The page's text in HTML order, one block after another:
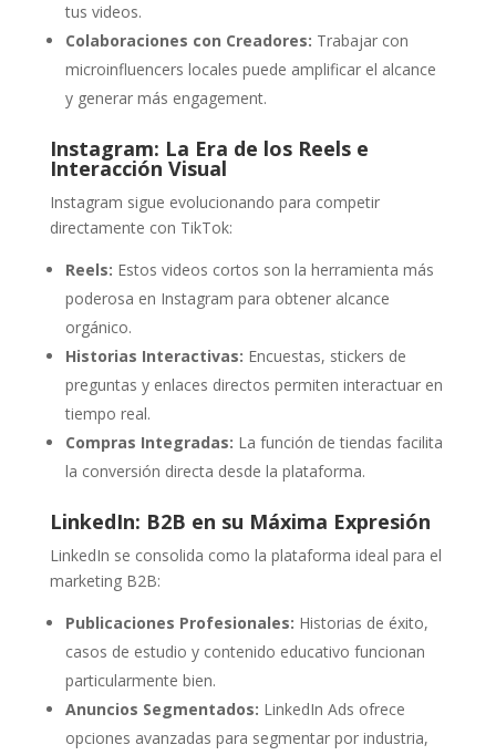
tus videos.
Colaboraciones con Creadores: Trabajar con
microinfluencers locales puede amplificar el alcance
y generar más engagement.
Instagram: La Era de los Reels e
Interacción Visual
Instagram sigue evolucionando para competir
directamente con TikTok:
Reels: Estos videos cortos son la herramienta más
poderosa en Instagram para obtener alcance
orgánico.
Historias Interactivas: Encuestas, stickers de
preguntas y enlaces directos permiten interactuar en
tiempo real.
Compras Integradas: La función de tiendas facilita
la conversión directa desde la plataforma.
LinkedIn: B2B en su Máxima Expresión
LinkedIn se consolida como la plataforma ideal para el
marketing B2B:
Publicaciones Profesionales: Historias de éxito,
casos de estudio y contenido educativo funcionan
particularmente bien.
Anuncios Segmentados: LinkedIn Ads ofrece
opciones avanzadas para segmentar por industria,